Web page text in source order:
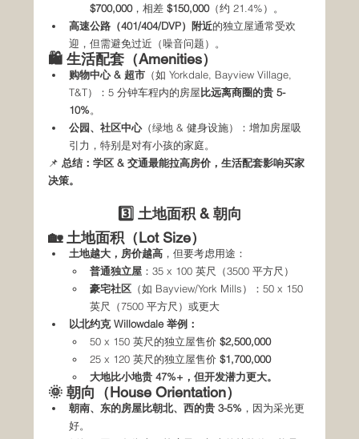
$700,000，相差 $150,000（约 21.4%）。
高速公路（401/404/DVP）附近的独立屋通常受欢
迎，但需避免过近（噪音问题）。
🛍️ 生活配套（Amenities）
购物中心 & 超市 （如 Yorkdale, Bayview Village,
T&T）：5 分钟车程内的房屋比远离商圈的贵 5-
10%。
公园、社区中心（绿地 & 健身设施）：增加房屋吸
引力，特别是对有小孩的家庭。
📌 总结：学区 & 交通最能拉高房价，生活配套影响买家
决策。
3️⃣ 土地面积 & 朝向
🏡 土地面积（Lot Size）
土地越大，房价越高 ，但要考虑用途：
普通独立屋 ：35 x 100 英尺（3500 平方尺）
豪宅社区 （如 Bayview/York Mills）：50 x 150
英尺（7500 平方尺）或更大
以北约克 Willowdale 举例：
50 x 150 英尺的独立屋售价 $2,500,000
25 x 120 英尺的独立屋售价 $1,700,000
大地比小地贵 47%+，但开发潜力更大。
🌞 朝向（House Orientation）
朝南、东的房屋比朝北、西的贵 3-5% ，因为采光更
好。